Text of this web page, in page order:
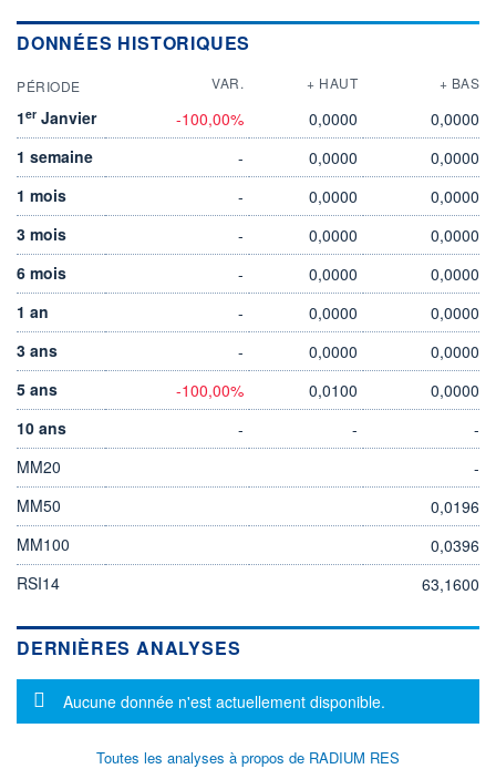
DONNÉES HISTORIQUES
PÉRIODE VAR. + HAUT + BAS
1er Janvier -100,00% 0,0000
0,0000
1 semaine
- 0,0000
0,0000
1 mois
- 0,0000
0,0000
3 mois
- 0,0000
0,0000
6 mois
- 0,0000
0,0000
1 an
- 0,0000
0,0000
3 ans
- 0,0000
0,0000
5 ans
-100,00% 0,0100
0,0000
10 ans
- -
-
MM20
-
MM50
0,0196
MM100
0,0396
RSI14
63,1600
DERNIÈRES ANALYSES
Message d'information
Aucune donnée n'est actuellement disponible.
Toutes les analyses à propos de RADIUM RES